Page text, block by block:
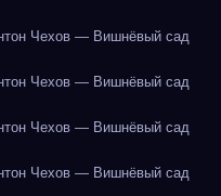
Чехов — Вишнёвый сад
Чехов — Вишнёвый сад
Чехов — Вишнёвый сад
Чехов — Вишнёвый сад